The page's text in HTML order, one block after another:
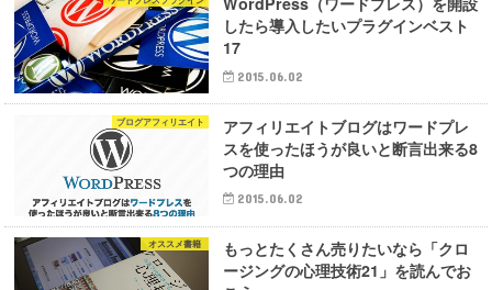
したら導入したいプラグインベスト
17
2015.06.02
ブログアフィリエイト
アフィリエイトブログはワードプレ
スを使ったほうが良いと断言出来る8
つの理由
2015.06.02
オススメ書籍
もっとたくさん売りたいなら「クロ
ージングの心理技術21」を読んでお